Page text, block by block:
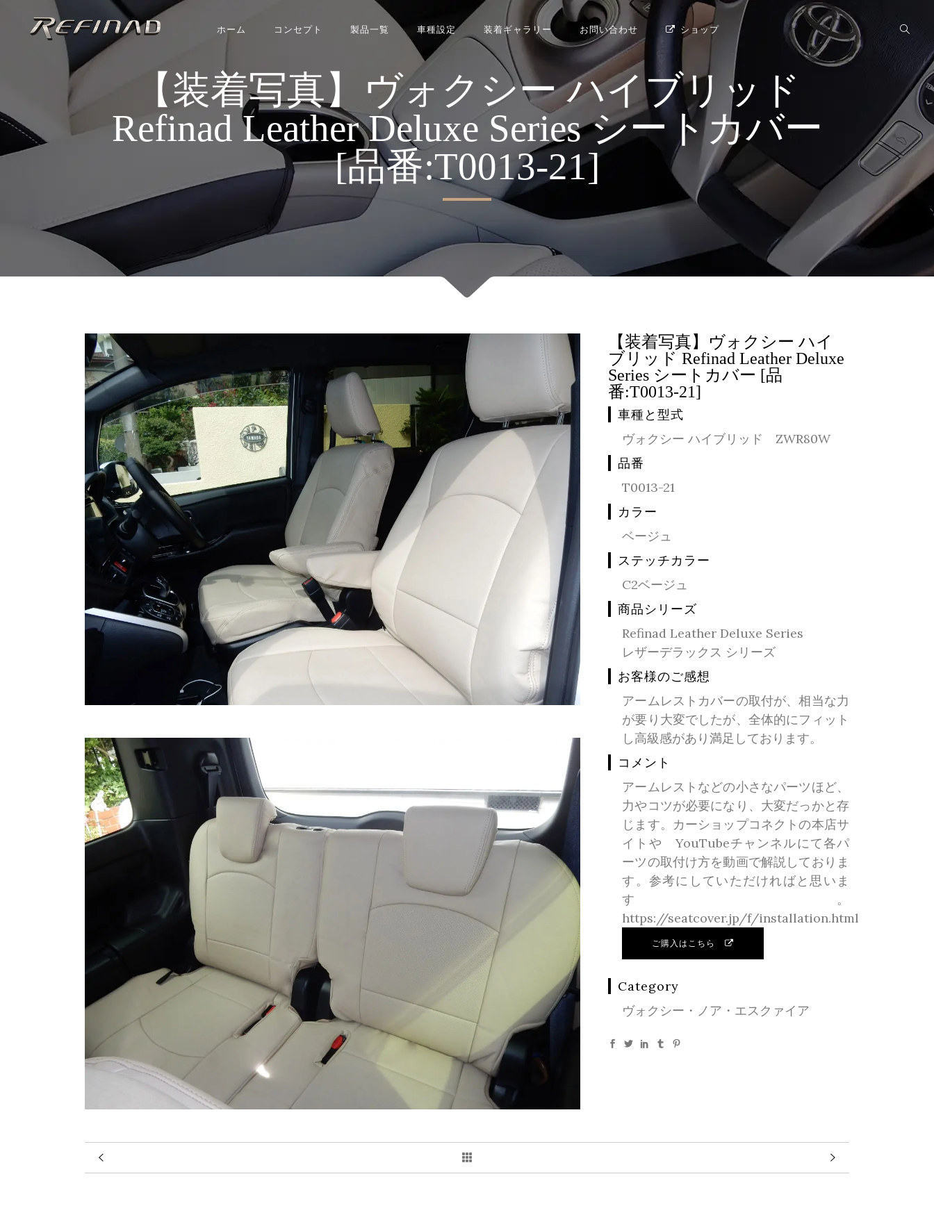
ホーム コンセプト 製品一覧 車種設定 装着ギャラリー お問い合わせ ショップ
【装着写真】ヴォクシー ハイブリッド
Refinad Leather Deluxe Series シートカバー
[品番:T0013-21]
【装着写真】ヴォクシー ハイ
ブリッド Refinad Leather Deluxe
Series シートカバー [品
番:T0013-21]
車種と型式
ヴォクシー ハイブリッド ZWR80W
品番
T0013-21
カラー
ベージュ
ステッチカラー
C2ベージュ
商品シリーズ
Refinad Leather Deluxe Series
レザーデラックス シリーズ
お客様のご感想
アームレストカバーの取付が、相当な力
が要り大変でしたが、全体的にフィット
し高級感があり満足しております。
コメント
アームレストなどの小さなパーツほど、
力やコツが必要になり、大変だっかと存
じます。カーショップコネクトの本店サ
イトや YouTubeチャンネルにて各パ
ーツの取付け方を動画で解説しておりま
す。参考にしていただければと思いま
す。
https://seatcover.jp/f/installation.html
ご購入はこちら
Category
ヴォクシー・ノア・エスクァイア